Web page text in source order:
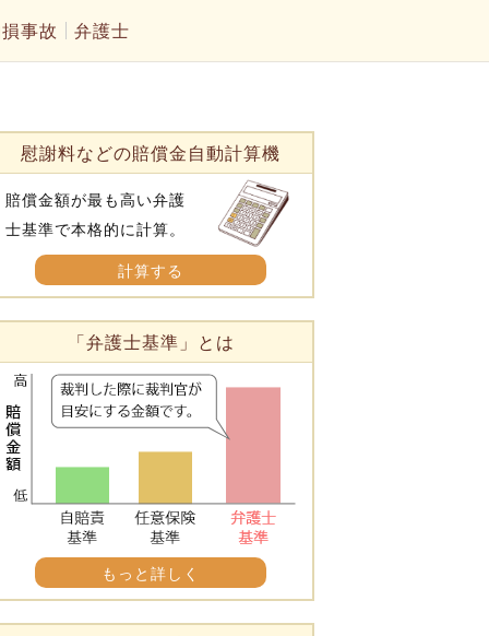
事故 弁護士
慰謝料などの賠償金自動計算機
賠償金額が最も高い弁護
士基準で本格的に計算。
計算する
「弁護士基準」とは
もっと詳しく